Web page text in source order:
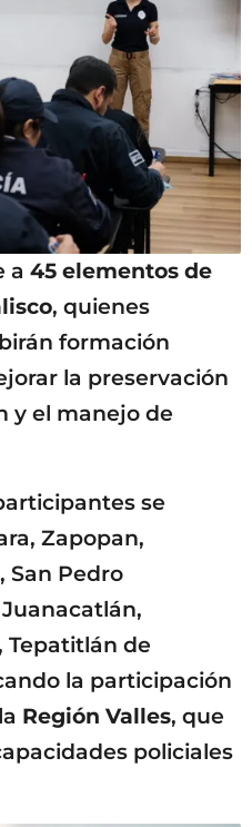
a 45 elementos de
, quienes
formación
la preservación
y el manejo de
se
Zapopan,
San Pedro
Tepatitlán de
la participación
Región Valles, que
policiales